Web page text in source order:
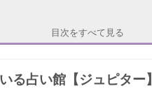
千里眼 難波本店】
目次をすべて見る
る占い館【ジュピター】